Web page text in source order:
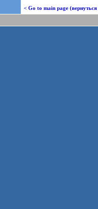
< Go to main page